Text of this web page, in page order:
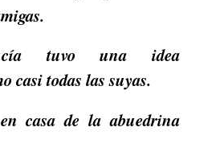
tuvo una idea
casi todas las suyas.
casa de la abuedrina